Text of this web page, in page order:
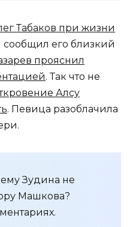
Табаков при жизни
сообщил его близкий
прояснил
. Так что не
Алсу
. Певица разоблачила
Зудина не
Машкова?